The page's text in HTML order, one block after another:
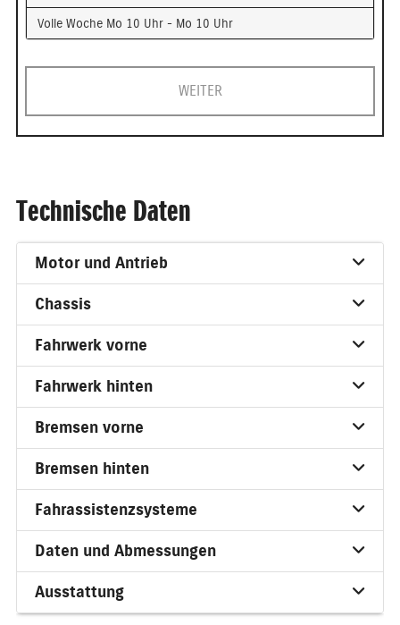
Volle Woche Mo 10 Uhr - Mo 10 Uhr
WEITER
Technische Daten
Motor und Antrieb
Chassis
Fahrwerk vorne
Fahrwerk hinten
Bremsen vorne
Bremsen hinten
Fahrassistenzsysteme
Daten und Abmessungen
Ausstattung